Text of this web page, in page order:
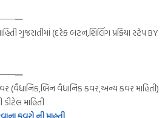
ગુજરાતીમાં (દરેક બટન,શિલિંગ પ્રક્રિયા સ્ટેપ BY
(વૈધાનિક,બિન વૈધાનિક કવર,અન્ય કવર માહિતી)
માહિતી